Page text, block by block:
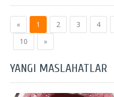
« 1 2 3 4
10
»
YANGI MASLAHATLAR